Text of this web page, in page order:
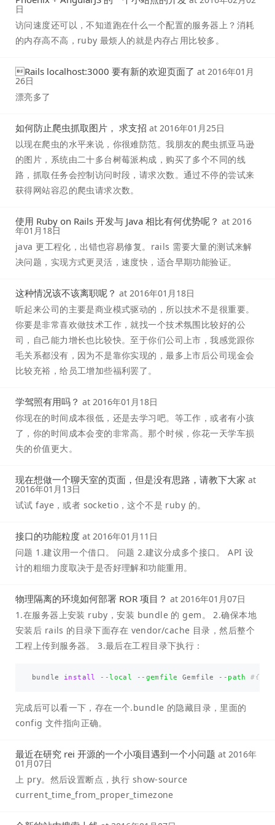
日
访问速度还可以，不知道跑在什么一个配置的服务器上？消耗
的内存高不高，ruby 最烦人的就是内存占用比较多。
Rails localhost:3000 要有新的欢迎页面了 at 2016年01月
26日
漂亮多了
如何防止爬虫抓取图片， 求支招 at 2016年01月25日
以现在爬虫的水平来说，你很难防范。我朋友的爬虫抓亚马逊
的图片，系统由二十多台树莓派构成，购买了多个不同的线
路，抓取任务会控制访问时段，请求次数。通过不停的尝试来
获得网站容忍的爬虫请求次数。
使用 Ruby on Rails 开发与 Java 相比有何优势呢？ at 2016
年01月18日
java 更工程化，出错也容易修复。rails 需要大量的测试来解
决问题，实现方式更灵活，速度快，适合早期功能验证。
这种情况该不该离职呢？ at 2016年01月18日
听起来公司的主要是商业模式驱动的，所以技术不是很重要。
你要是非常喜欢做技术工作，就找一个技术氛围比较好的公
司，自己能力增长也比较快。至于你们公司上市，我感觉跟你
毛关系都没有，因为不是靠你实现的，最多上市后公司现金会
比较充裕，给员工增加些福利罢了。
学驾照有用吗？ at 2016年01月18日
你现在的时间成本很低，还是去学习吧。等工作，或者有小孩
了，你的时间成本会变的非常高。那个时候，你花一天学车损
失的价值更大。
现在想做一个聊天室的页面，但是没有思路，请教下大家 at
2016年01月13日
试试 faye，或者 socketio，这个不是 ruby 的。
接口的功能粒度 at 2016年01月11日
问题 1.建议用一个借口。 问题 2.建议分成多个接口。 API 设
计的粗细力度取决于是否好理解和功能重用。
物理隔离的环境如何部署 ROR 项目？ at 2016年01月07日
1.在服务器上安装 ruby，安装 bundle 的 gem。 2.确保本地
安装后 rails 的目录下面存在 vendor/cache 目录，然后整个
工程上传到服务器。 3.最后在工程目录下执行：
bundle install --local --gemfile Gemfile --path
完成后可以看一下，存在一个.bundle 的隐藏目录，里面的
config 文件指向正确。
最近在研究 rei 开源的一个小项目遇到一个小问题 at 2016年
01月07日
上 pry。然后设置断点，执行 show-source
current_time_from_proper_timezone